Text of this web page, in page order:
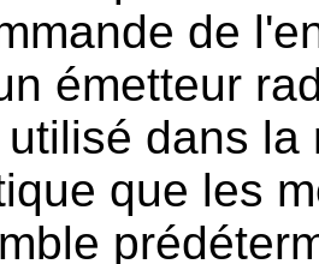
de
émetteur
dans la
que les